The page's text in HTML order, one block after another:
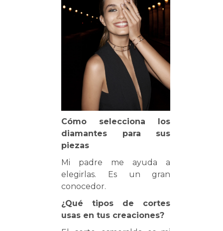
Cómo selecciona los
diamantes para sus
piezas
Mi padre me ayuda a
elegirlas. Es un gran
conocedor.
¿Qué tipos de cortes
usas en tus creaciones?